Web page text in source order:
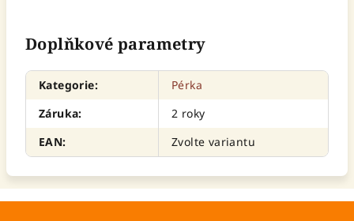
Doplňkové parametry
Kategorie:
Pérka
Záruka:
2 roky
EAN: Zvolte variantu